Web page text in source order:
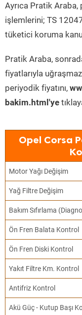
Ayrıca Pratik Araba,
işlemlerini; TS
tüketici koruma
Pratik Araba,
fiyatlarıyla
periyodik fiyatını,
bakim.html'ye
Opel Corsa
Motor Yağı Değişim
Yağ Filtre Değişim
Bakım Sıfırlama
Ön Fren Balata Kontrol
Ön Fren Diski Kontrol
Yakıt Filtre Km. Kontrol
Antifriz Kontrol
Akü Güç - Kutup Başı